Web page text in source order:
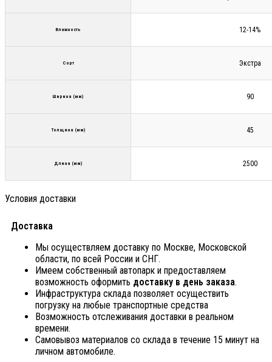
Влажность 12-14%
Сорт Экстра
Ширина (мм) 90
Толщина (мм) 45
Длина (мм) 2500
Условия доставки
Доставка
Мы осуществляем доставку по Москве, Московской
области, по всей России и СНГ.
Имеем собственный автопарк и предоставляем
возможность оформить доставку в день заказа.
Инфраструктура склада позволяет осуществить
погрузку на любые транспортные средства
Возможность отслеживания доставки в реальном
времени.
Самовывоз материалов со склада в течение 15 минут на
личном автомобиле.